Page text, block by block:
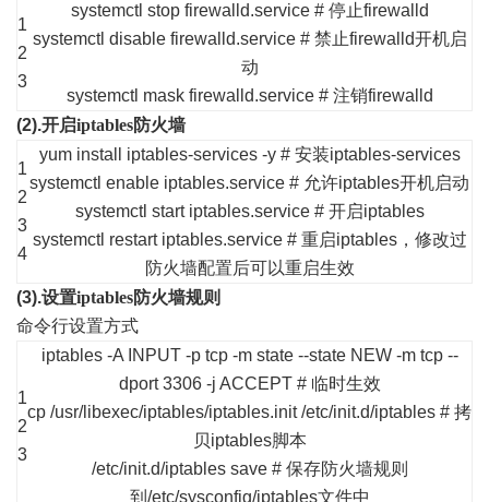
1
2
3
systemctl stop firewalld.service # 停止firewalld
systemctl disable firewalld.service # 禁止firewalld开机启
动
systemctl mask firewalld.service # 注销firewalld
(2).开启iptables防火墙
1
2
3
4
yum install iptables-services -y # 安装iptables-services
systemctl enable iptables.service # 允许iptables开机启动
systemctl start iptables.service # 开启iptables
systemctl restart iptables.service # 重启iptables，修改过
防火墙配置后可以重启生效
(3).设置iptables防火墙规则
命令行设置方式
1
2
3
iptables -A INPUT -p tcp -m state --state NEW -m tcp --
dport 3306 -j ACCEPT # 临时生效
cp /usr/libexec/iptables/iptables.init /etc/init.d/iptables # 拷
贝iptables脚本
/etc/init.d/iptables save # 保存防火墙规则
到/etc/sysconfig/iptables文件中